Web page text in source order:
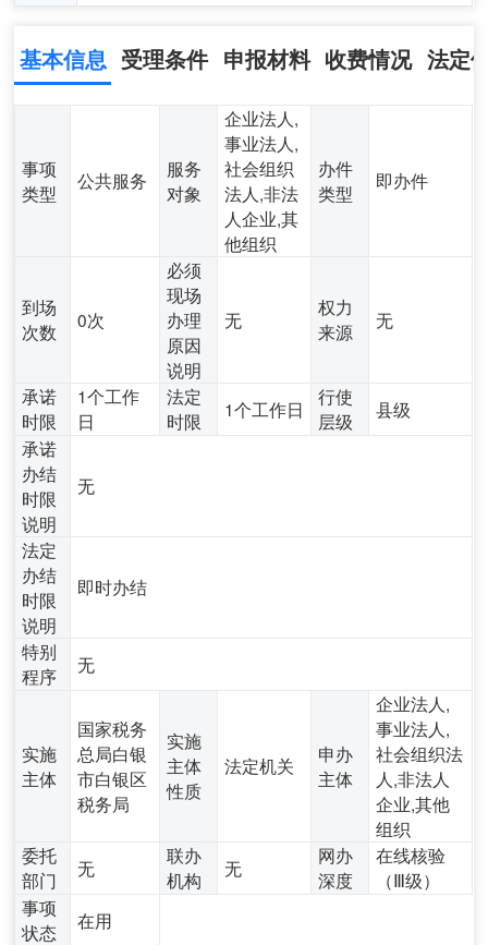
基本信息 受理条件 申报材料 收费情况 法定
事项
类型
公共服务
服务
对象
企业法人,
事业法人,
社会组织
法人,非法
人企业,其
他组织
办件
类型
即办件
到场
次数
0次
必须
现场
办理
原因
说明
无
权力
来源
无
承诺
时限
1个工作
日
法定
时限
1个工作日
行使
层级
县级
承诺
办结
时限
说明
无
法定
办结
时限
说明
即时办结
特别
程序
无
实施
主体
国家税务
总局白银
市白银区
税务局
实施
主体
性质
法定机关
申办
主体
企业法人,
事业法人,
社会组织法
人,非法人
企业,其他
组织
委托
部门
无
联办
机构
无
网办
深度
在线核验
（Ⅲ级）
事项
状态
在用